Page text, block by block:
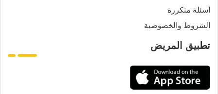
أسئلة متكررة
الشروط والخصوصية
تطبيق المريض